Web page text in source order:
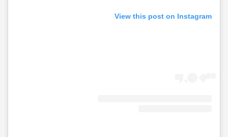
View this post on Instagram